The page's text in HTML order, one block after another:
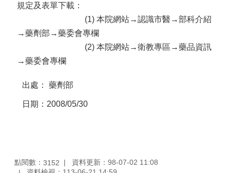
規定及表單下載：
(1) 本院網站→認識市醫→部科介紹
→藥劑部→藥委會專欄
(2) 本院網站→衛教專區→藥品資訊
→藥委會專欄
出處： 藥劑部
日期：2008/05/30
點閱數： 3152
資料更新：98-07-02 11:08